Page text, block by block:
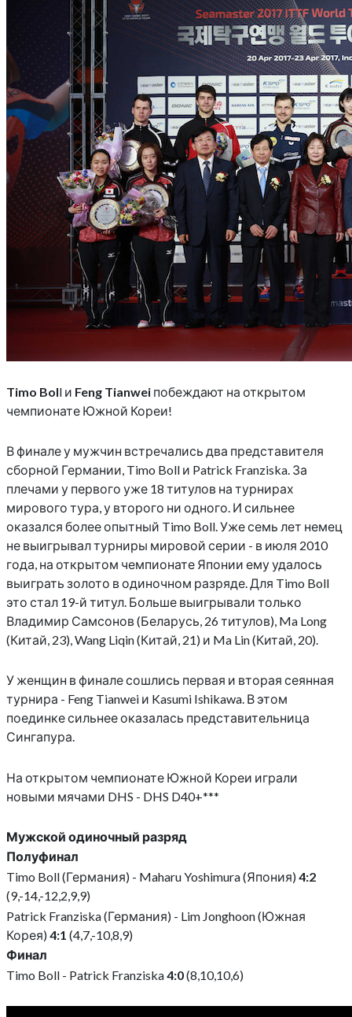
Timo Boll и Feng Tianwei побеждают на открытом
чемпионате Южной Кореи!
В финале у мужчин встречались два представителя
сборной Германии, Timo Boll и Patrick Franziska. За
плечами у первого уже 18 титулов на турнирах
мирового тура, у второго ни одного. И сильнее
оказался более опытный Timo Boll. Уже семь лет немец
не выигрывал турниры мировой серии - в июля 2010
года, на открытом чемпионате Японии ему удалось
выиграть золото в одиночном разряде. Для Timo Boll
это стал 19-й титул. Больше выигрывали только
Владимир Самсонов (Беларусь, 26 титулов), Ma Long
(Китай, 23), Wang Liqin (Китай, 21) и Ma Lin (Китай, 20).
У женщин в финале сошлись первая и вторая сеянная
турнира - Feng Tianwei и Kasumi Ishikawa. В этом
поединке сильнее оказалась представительница
Сингапура.
На открытом чемпионате Южной Кореи играли
новыми мячами DHS - DHS D40+***
Мужской одиночный разряд
Полуфинал
Timo Boll (Германия) - Maharu Yoshimura (Япония)4:2
(9,-14,-12,2,9,9)
Patrick Franziska (Германия) - Lim Jonghoon (Южная
Корея)4:1 (4,7,-10,8,9)
Финал
Timo Boll - Patrick Franziska4:0(8,10,10,6)